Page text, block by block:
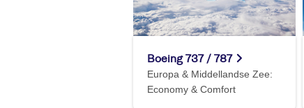
Boeing 737 / 787
Europa & Middellandse Zee:
Economy & Comfort